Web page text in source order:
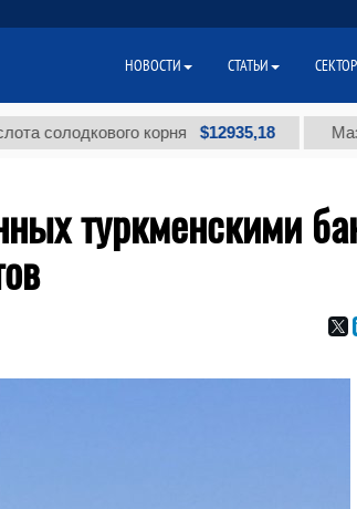
корня $12935,18 Мазут
туркменскими
НОВОСТИ СТАТЬИ